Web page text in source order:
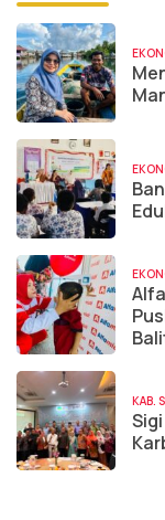
KAB.